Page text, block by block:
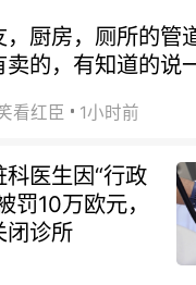
厨房，厕所的管
的，有知道的说
看红臣 1小时前
医生因“行政
罚10万欧元，
闭诊所